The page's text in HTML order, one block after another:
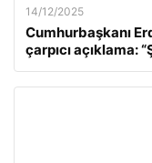
14/12/2025
Cumhurbaşkanı
çarpıcı açıklama: